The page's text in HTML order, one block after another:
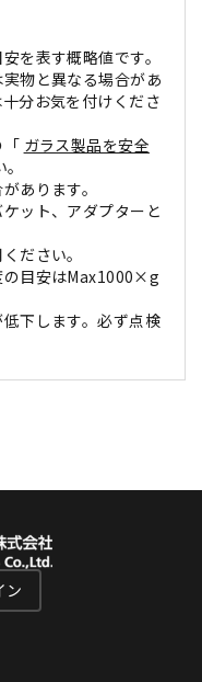
を表す概略値です。
物と異なる場合があ
分お気を付けくださ
「 ガラス製品を安全
あります。
ット、アダプターと
ださい。
の目安はMax1000×g
下します。必ず点検
ン